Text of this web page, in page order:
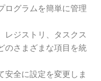
ログラムを簡単に管理
レジストリ、タスクス
のさまざまな項目を統
安全に設定を変更しま